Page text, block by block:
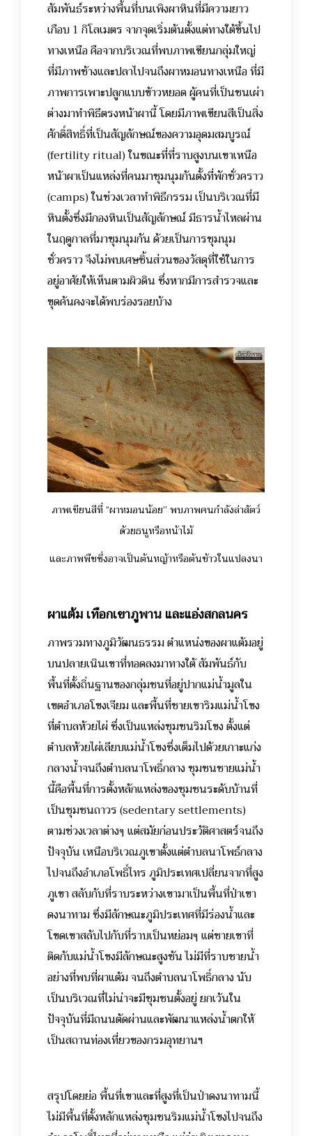
สัมพันธ์ระหว่างพื้นที่บนเพิงผาหินที่มีความยาว
เกือบ 1 กิโลเมตร จากจุดเริ่มต้นตั้งแต่ทางใต้ขึ้นไป
ทางเหนือ คือจากบริเวณที่พบภาพเขียนกลุ่มใหญ่
ที่มีภาพช้างและปลาไปจนถึงผาหมอนทางเหนือ ที่มี
ภาพการเพาะปลูกแบบข้าวหยอด ผู้คนที่เป็นชนเผ่า
ต่างมาทำพิธีตรงหน้าผานี้ โดยมีภาพเขียนสีเป็นสิ่ง
ศักดิ์สิทธิ์ที่เป็นสัญลักษณ์ของความอุดมสมบูรณ์
(fertility ritual) ในขณะที่ที่ราบสูงบนเขาเหนือ
หน้าผาเป็นแหล่งที่คนมาชุมนุมกันตั้งที่พักชั่วคราว
(camps) ในช่วงเวลาทำพิธีกรรม เป็นบริเวณที่มี
หินตั้งซึ่งมีกองหินเป็นสัญลักษณ์ มีธารน้ำไหลผ่าน
ในฤดูกาลที่มาชุมนุมกัน ด้วยเป็นการชุมนุม
ชั่วคราว จึงไม่พบเศษชิ้นส่วนของวัสดุที่ใช้ในการ
อยู่อาศัยให้เห็นตามผิวดิน ซึ่งหากมีการสำรวจและ
ขุดค้นคงจะได้พบร่องรอยบ้าง
ภาพเขียนสีที่ “ผาหมอนน้อย” พบภาพคนกำลังล่าสัตว์
ด้วยธนูหรือหน้าไม้
และภาพพืชซึ่งอาจเป็นต้นหญ้าหรือต้นข้าวในแปลงนา
ผาแต้ม เทือกเขาภูพาน และแอ่งสกลนคร
ภาพรวมทางภูมิวัฒนธรรม ตำแหน่งของผาแต้มอยู่
บนปลายเนินเขาที่ทอดลงมาทางใต้ สัมพันธ์กับ
พื้นที่ตั้งถิ่นฐานของกลุ่มชนที่อยู่ปากแม่น้ำมูลใน
เขตอำเภอโขงเจียม และพื้นที่ชายเขาริมแม่น้ำโขง
ที่ตำบลห้วยไผ่ ซึ่งเป็นแหล่งชุมชนริมโขง ตั้งแต่
ตำบลห้วยไผ่เลียบแม่น้ำโขงซึ่งเต็มไปด้วยเกาะแก่ง
กลางน้ำจนถึงตำบลนาโพธิ์กลาง ชุมชนชายแม่น้ำ
นี้คือพื้นที่การตั้งหลักแหล่งของชุมชนระดับบ้านที่
เป็นชุมชนถาวร (sedentary settlements)
ตามช่วงเวลาต่างๆ แต่สมัยก่อนประวัติศาสตร์จนถึง
ปัจจุบัน เหนือบริเวณภูเขาตั้งแต่ตำบลนาโพธ์กลาง
ไปจนถึงอำเภอโพธิ์ไทร ภูมิประเทศเปลี่ยนจากที่สูง
ภูเขา สลับกับที่ราบระหว่างเขามาเป็นพื้นที่ป่าเขา
ดงนาทาม ซึ่งมีลักษณะภูมิประเทศที่มีร่องน้ำและ
โขดเขาสลับไปกับที่ราบเป็นหย่อมๆ แต่ชายเขาที่
ติดกับแม่น้ำโขงมีลักษณะสูงชัน ไม่มีที่ราบชายน้ำ
อย่างที่พบที่ผาแต้ม จนถึงตำบลนาโพธิ์กลาง นับ
เป็นบริเวณที่ไม่น่าจะมีชุมชนตั้งอยู่ ยกเว้นใน
ปัจจุบันที่มีถนนตัดผ่านและพัฒนาแหล่งน้ำตกให้
เป็นสถานท่องเที่ยวของกรมอุทยานฯ
สรุปโดยย่อ พื้นที่เขาและที่สูงที่เป็นป่าดงนาทามนี้
ไม่มีพื้นที่ตั้งหลักแหล่งชุมชนริมแม่น้ำโขงไปจนถึง